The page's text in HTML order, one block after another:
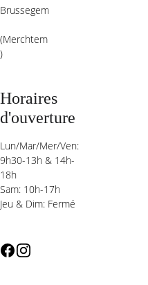
Brussegem
(Merchtem
)
Horaires
d'ouverture
Lun/Mar/Mer/Ven:
9h30-13h & 14h-
18h
Sam: 10h-17h
Jeu & Dim: Fermé